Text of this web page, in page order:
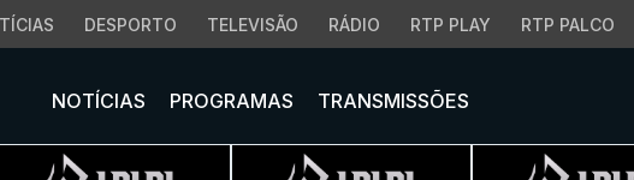
DESPORTO TELEVISÃO RÁDIO RTP PLAY RTP PALCO
NOTÍCIAS PROGRAMAS TRANSMISSÕES